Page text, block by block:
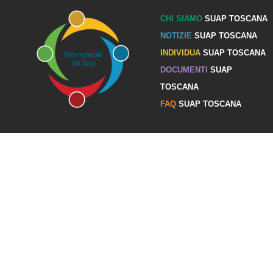
CHI SIAMOSUAP TOSCANA
NOTIZIE SUAP TOSCANA
INDIVIDUASUAP TOSCANA
DOCUMENTI SUAP
TOSCANA
FAQSUAP TOSCANA